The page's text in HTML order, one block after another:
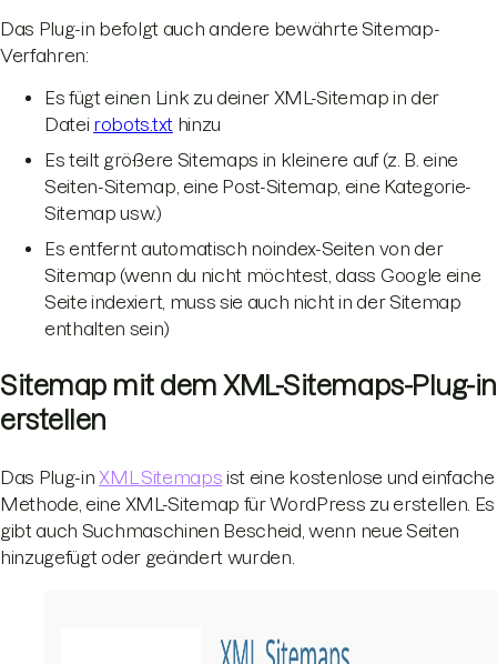
Das Plug-in befolgt auch andere bewährte Sitemap-
Verfahren:
Es fügt einen Link zu deiner XML-Sitemap in der
Datei robots.txt hinzu
Es teilt größere Sitemaps in kleinere auf (z. B. eine
Seiten-Sitemap, eine Post-Sitemap, eine Kategorie-
Sitemap usw.)
Es entfernt automatisch noindex-Seiten von der
Sitemap (wenn du nicht möchtest, dass Google eine
Seite indexiert, muss sie auch nicht in der Sitemap
enthalten sein)
Sitemap mit dem XML-Sitemaps-Plug-in
erstellen
Das Plug-inXML Sitemaps ist eine kostenlose und einfache
Methode, eine XML-Sitemap für WordPress zu erstellen. Es
gibt auch Suchmaschinen Bescheid, wenn neue Seiten
hinzugefügt oder geändert wurden.